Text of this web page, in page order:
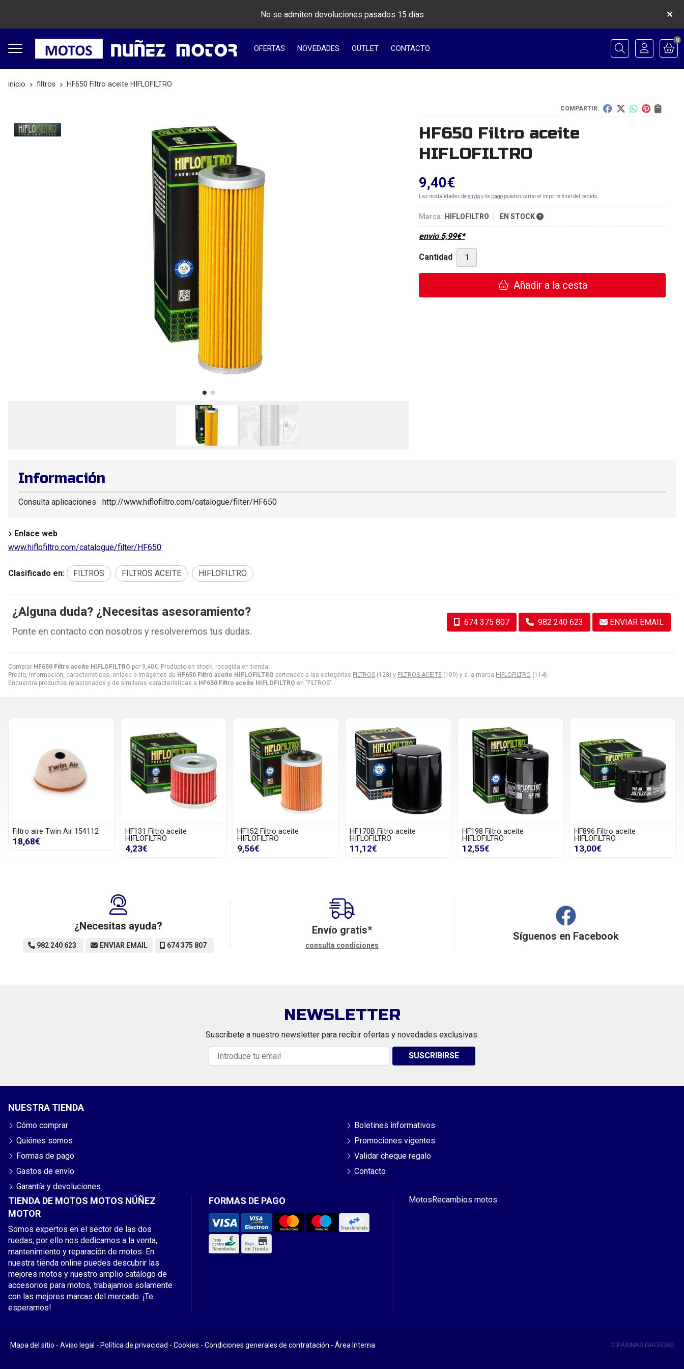
No se admiten devoluciones pasados 15 días
OFERTAS NOVEDADES OUTLET CONTACTO Buscar
0
inicio filtros HF650 Filtro aceite HIFLOFILTRO
COMPARTIR:
HF650 Filtro aceite
HIFLOFILTRO
9,40€
Las modalidades deenvíoy de pago pueden variar el importe final del pedido.
Marca: HIFLOFILTRO EN STOCK
envío 5,99€*
Cantidad
Añadir a la cesta
Comprar HF650 Filtro aceite HIFLOFILTRO por 9,40€. Producto en stock, recogida en tienda.
Precio, información, características, enlace e imágenes de HF650 Filtro aceite HIFLOFILTRO pertenece a las categorías FILTROS (123) y FILTROS ACEITE (109) y a la marca HIFLOFILTRO (114).
Encuentra productos relacionados y de similares características a HF650 Filtro aceite HIFLOFILTRO en "FILTROS".
Información
Consulta aplicaciones http://www.hiflofiltro.com/catalogue/filter/HF650
Enlace web
www.hiflofiltro.com/catalogue/filter/HF650
Clasificado en: FILTROS FILTROS ACEITE HIFLOFILTRO
¿Alguna duda? ¿Necesitas asesoramiento?
Ponte en contacto con nosotros y resolveremos tus dudas.
674 375 807 982 240 623 ENVIAR EMAIL
Filtro aire Twin Air 154112
18,68€
HF131 Filtro aceite
HIFLOFILTRO
4,23€
HF152 Filtro aceite
HIFLOFILTRO
9,56€
HF170B Filtro aceite
HIFLOFILTRO
11,12€
HF198 Filtro aceite
HIFLOFILTRO
12,55€
HF896 Filtro aceite
HIFLOFILTRO
13,00€
¿Necesitas ayuda?
982 240 623 ENVIAR EMAIL 674 375 807
Envío gratis*
consulta condiciones
Síguenos en Facebook
NEWSLETTER
Suscríbete a nuestro newsletter para recibir ofertas y novedades exclusivas.
SUSCRIBIRSE
TIENDA DE MOTOS MOTOS NÚÑEZ
MOTOR
Somos expertos en el sector de las dos
ruedas, por ello nos dedicamos a la venta,
mantenimiento y reparación de motos. En
nuestra tienda online puedes descubrir las
mejores motos y nuestro amplio catálogo de
accesorios para motos, trabajamos solamente
con las mejores marcas del mercado. ¡Te
esperamos!
FORMAS DE PAGO
NUESTRA TIENDA
Cómo comprar
Quiénes somos
Formas de pago
Gastos de envío
Garantía y devoluciones
Boletines informativos
Promociones vigentes
Validar cheque regalo
Contacto
MotosRecambios motos
Mapa del sitio - Aviso legal - Política de privacidad - Cookies - Condiciones generales de contratación - Área Interna © PÁXINAS GALEGAS